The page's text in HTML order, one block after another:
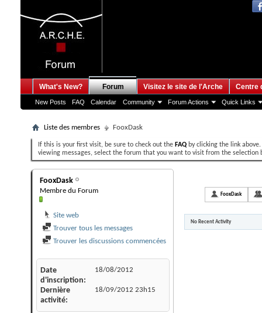
What's New? Forum
New Posts FAQ Calendar Community Forum Actions Quick Links
Visitez le site de l'Arche Centre
Liste des membres FooxDask
If this is your first visit, be sure to check out the FAQ by clicking the link
viewing messages, select the forum that you want to visit from the selection
FooxDask
Membre du Forum
Site web
Trouver tous les messages
Trouver les discussions commencées
Date
d'inscription
18/08/2012
Dernière
activité
18/09/2012 23h15
FooxDask
No Recent Activity